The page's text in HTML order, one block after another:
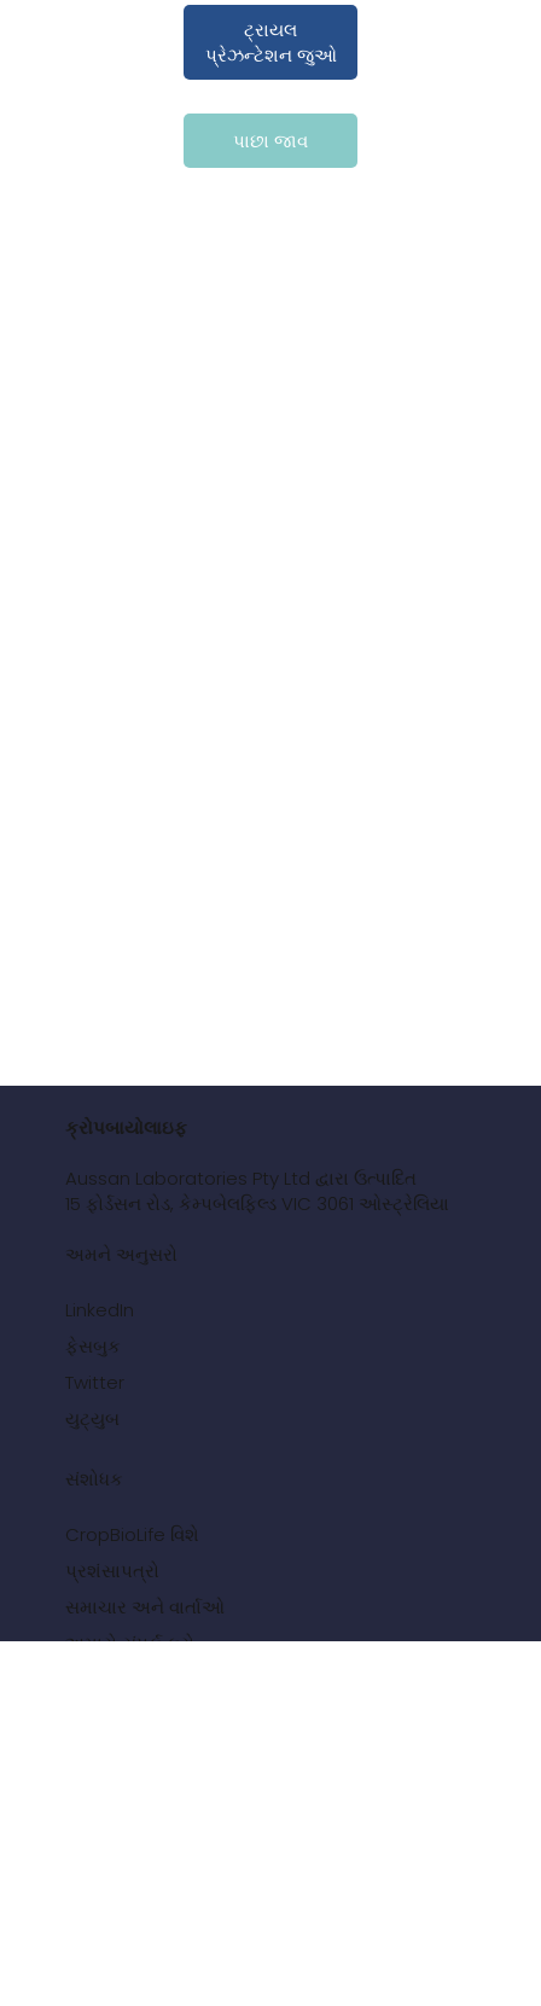
ટ્રાયલ
પ્રેઝન્ટેશન જુઓ
પાછા જાવ
ક્રોપબાયોલાઇફ
Aussan Laboratories Pty Ltd દ્વારા ઉત્પાદિત
15 ફોર્ડસન રોડ, કેમ્પબેલફિલ્ડ VIC 3061 ઓસ્ટ્રેલિયા
અમને અનુસરો
LinkedIn
ફેસબુક
Twitter
યુટ્યુબ
સંશોધક
CropBioLife વિશે
પ્રશંસાપત્રો
સમાચાર અને વાર્તાઓ
અમારો સંપર્ક કરો